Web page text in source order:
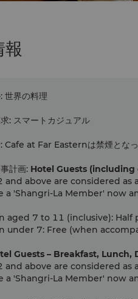
報
: 世界の料理
: スマートカジュアル
: Cafe at Far Easternは禁煙となっ
計画: Hotel Guests
and above are considered as
a 'Shangri-La Member' now
aged 7 to 11 (inclusive):
under 7: Free (when
Guests – Breakfast, Lunch,
and above are considered as
a 'Shangri-La Member' now